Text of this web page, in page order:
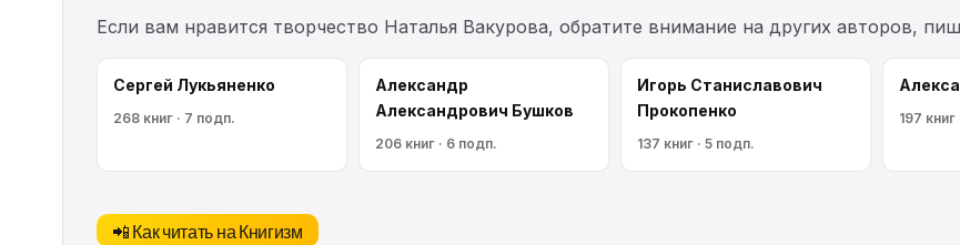
Если вам нравится творчество Наталья Вакурова, обратите внимание на других авторов,
Сергей Лукьяненко
268 книг · 7 подп.
Александр
Александрович Бушков
206 книг · 6 подп.
Игорь Станиславович
Прокопенко
137 книг · 5 подп.
197
📲 Как читать на Книгизм